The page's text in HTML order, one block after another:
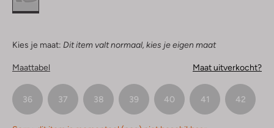
Kies je maat: Dit item valt normaal, kies je eigen maat
Maattabel Maat uitverkocht?
36 37 38 39 40 41 42